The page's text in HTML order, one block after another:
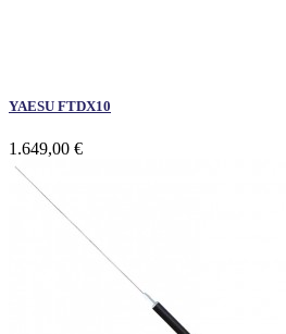
YAESU FTDX10
1.649,00 €